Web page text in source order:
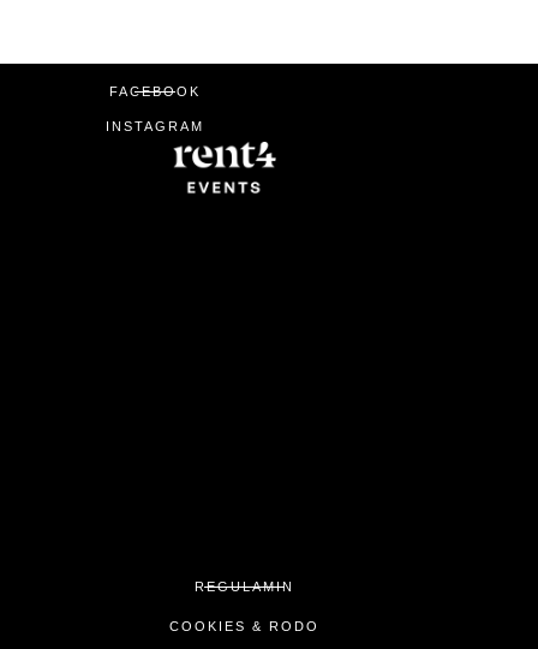
FACEBOOK
INSTAGRAM
REGULAMIN
COOKIES & RODO